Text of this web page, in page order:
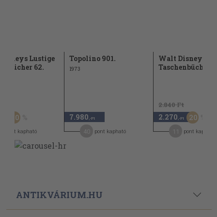
Lustige
62.
20
pont kapható
Topolino 901.
1973
7.980 ,-Ft
pont kapható
Walt Disneys
Taschenbücher
2.840 Ft
2.270 ,-Ft 20
pont kapható
ANTIKVÁRIUM.HU